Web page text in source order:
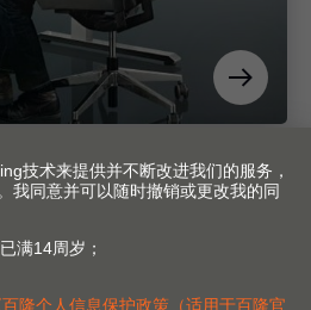
金件解决方案，下载 CAD 数据